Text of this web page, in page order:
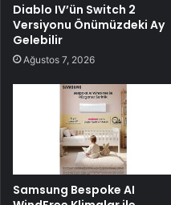
Diablo IV’ün Switch 2
Versiyonu Önümüzdeki Ay
Gelebilir
Ağustos 7, 2026
Samsung Bespoke AI